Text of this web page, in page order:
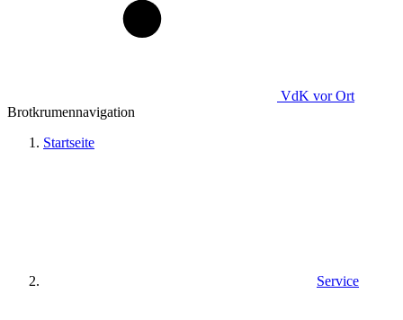
VdK vor Ort
Brotkrumennavigation
Startseite
Service